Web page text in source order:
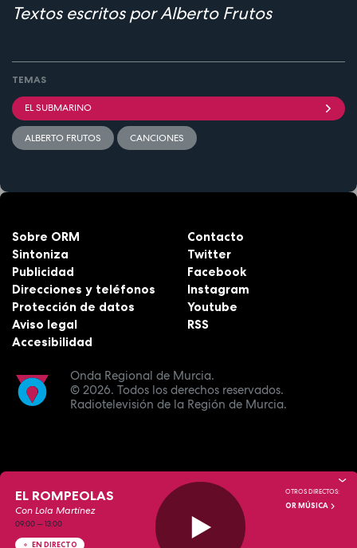
Textos escritos por Alberto Frutos
TEMAS
EL SUBMARINO
ALBERTO FRUTOS CANCIONES
Onda Regional de Murcia.
© 2026. Todos los derechos reservados.
Radiotelevisión de la Región de Murcia.
Sobre ORM
Sintoniza
Publicidad
Direcciones y teléfonos
Protección de datos
Aviso legal
Accesibilidad
Contacto
Twitter
Facebook
Instagram
Youtube
RSS
EL ROMPEOLAS
Con Lola Martínez
09:00—13:00
EN DIRECTO
OTROS DIRECTOS:
OR MÚSICA